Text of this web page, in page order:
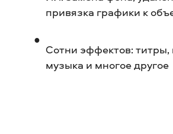
привязка графики к
Сотни эффектов: титры,
музыка и многое другое